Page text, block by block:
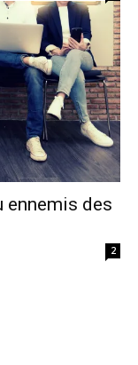
ennemis des
2